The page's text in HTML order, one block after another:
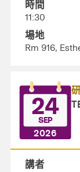
時間
11:30
場地
Rm 916,
24
SEP
2026
講者